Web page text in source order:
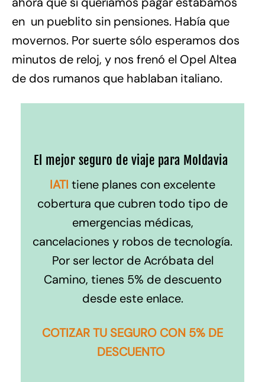
en un pueblito sin pensiones. Había que
movernos. Por suerte sólo esperamos dos
minutos de reloj, y nos frenó el Opel Altea
de dos rumanos que hablaban italiano.
El mejor seguro de viaje para Moldavia
IATI tiene planes con excelente
cobertura que cubren todo tipo de
emergencias médicas,
cancelaciones y robos de tecnología.
Por ser lector de Acróbata del
Camino, tienes 5% de descuento
desde este enlace.
COTIZAR TU SEGURO CON 5% DE
DESCUENTO